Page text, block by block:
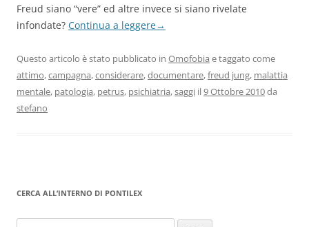
Freud siano “vere” ed altre invece si siano rivelate
infondate? Continua a leggere→
Questo articolo è stato pubblicato in Omofobia e taggato come
attimo,campagna,considerare,documentare,freud jung, malattia
mentale, patologia, petrus, psichiatria,saggi il9 Ottobre 2010da
stefano
CERCA ALL’INTERNO DI PONTILEX